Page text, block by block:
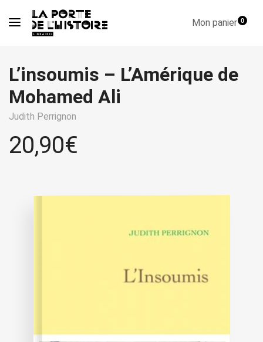
Mon panier0
L’insoumis – L’Amérique de
Mohamed Ali
Judith Perrignon
20,90€